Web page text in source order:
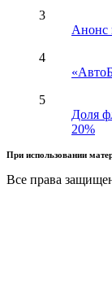
3
Анонс
4
5
Доля
20%
При использовании
Все права